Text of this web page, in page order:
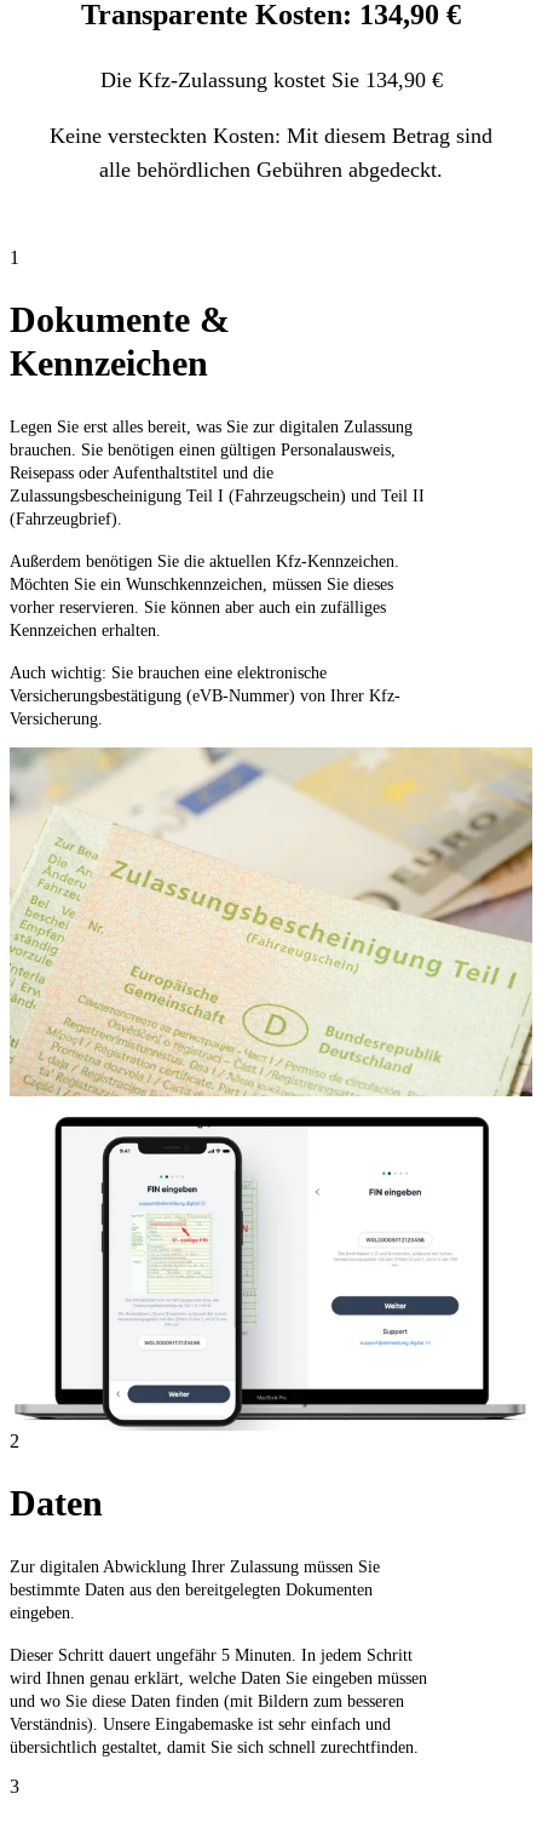
Transparente Kosten: 134,90 €
Die Kfz-Zulassung kostet Sie 134,90 €
Keine versteckten Kosten: Mit diesem Betrag sind
alle behördlichen Gebühren abgedeckt.
1
Dokumente &
Kennzeichen
Legen Sie erst alles bereit, was Sie zur digitalen Zulassung
brauchen. Sie benötigen einen gültigen Personalausweis,
Reisepass oder Aufenthaltstitel und die
Zulassungsbescheinigung Teil I (Fahrzeugschein) und Teil II
(Fahrzeugbrief).
Außerdem benötigen Sie die aktuellen Kfz-Kennzeichen.
Möchten Sie ein Wunschkennzeichen, müssen Sie dieses
vorher reservieren. Sie können aber auch ein zufälliges
Kennzeichen erhalten.
Auch wichtig: Sie brauchen eine elektronische
Versicherungsbestätigung (eVB-Nummer) von Ihrer Kfz-
Versicherung.
2
Daten
Zur digitalen Abwicklung Ihrer Zulassung müssen Sie
bestimmte Daten aus den bereitgelegten Dokumenten
eingeben.
Dieser Schritt dauert ungefähr 5 Minuten. In jedem Schritt
wird Ihnen genau erklärt, welche Daten Sie eingeben müssen
und wo Sie diese Daten finden (mit Bildern zum besseren
Verständnis). Unsere Eingabemaske ist sehr einfach und
übersichtlich gestaltet, damit Sie sich schnell zurechtfinden.
3